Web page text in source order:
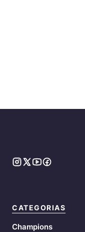
CATEGORIAS
Champions